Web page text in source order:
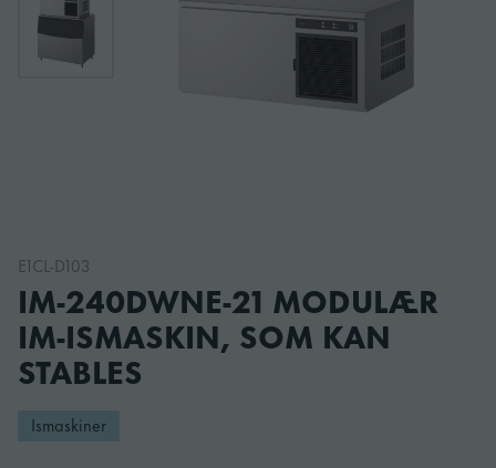
E1CL-D103
IM-240DWNE-21 MODULÆR
IM-ISMASKIN, SOM KAN
STABLES
Ismaskiner